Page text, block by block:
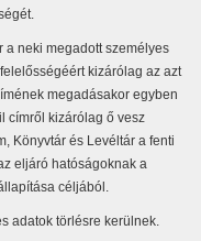
a neki megadott személyes
kizárólag az azt
megadásakor egyben
címről kizárólag ő vesz
Könyvtár és Levéltár a fenti
eljáró hatóságoknak a
céljából.
adatok törlésre kerülnek.